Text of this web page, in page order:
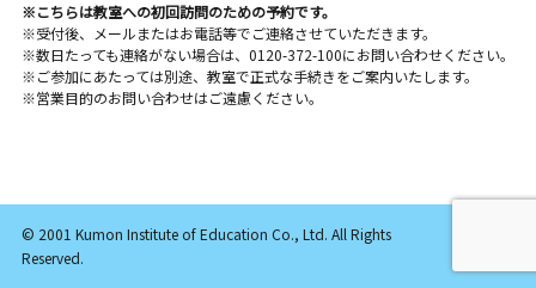
※こちらは教室への初回訪問のための予約です。
※受付後、メールまたはお電話等でご連絡させていただきます。
※数日たっても連絡がない場合は、0120-372-100にお問い合わせください。
※ご参加にあたっては別途、教室で正式な手続きをご案内いたします。
※営業目的のお問い合わせはご遠慮ください。
© 2001 Kumon Institute of Education Co., Ltd. All Rights
Reserved.